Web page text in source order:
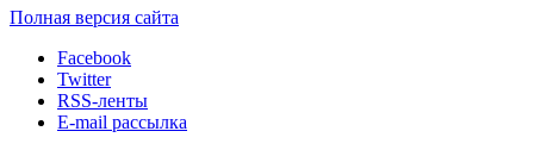
Полная версия сайта
Facebook
Twitter
RSS-ленты
E-mail рассылка